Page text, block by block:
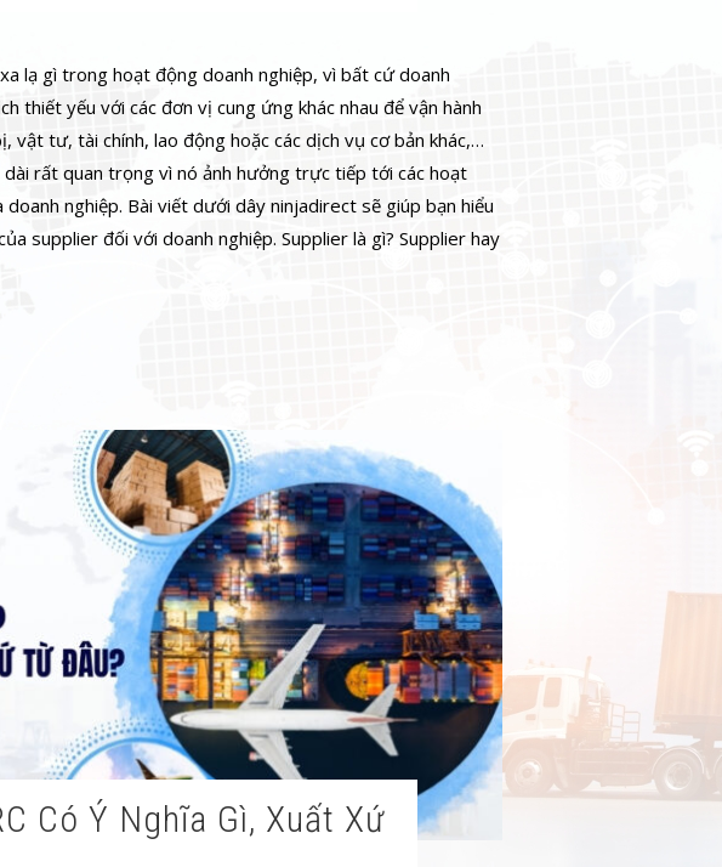
lạ gì trong hoạt động doanh nghiệp, vì bất cứ doanh
thiết yếu với các đơn vị cung ứng khác nhau để vận hành
tư, tài chính, lao động hoặc các dịch vụ cơ bản khác,…
dài rất quan trọng vì nó ảnh hưởng trực tiếp tới các hoạt
nghiệp. Bài viết dưới dây ninjadirect sẽ giúp bạn hiểu
supplier đối với doanh nghiệp. Supplier là gì? Supplier hay